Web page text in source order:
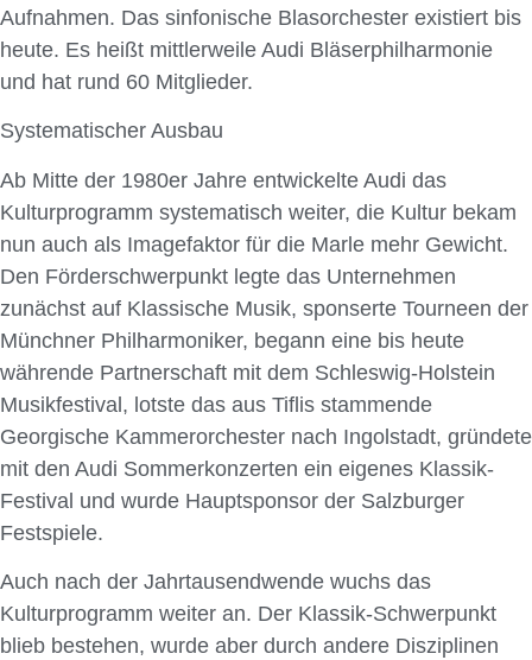
Aufnahmen. Das sinfonische Blasorchester existiert bis
heute. Es heißt mittlerweile Audi Bläserphilharmonie
und hat rund 60 Mitglieder.
Systematischer Ausbau
Ab Mitte der 1980er Jahre entwickelte Audi das
Kulturprogramm systematisch weiter, die Kultur bekam
nun auch als Imagefaktor für die Marle mehr Gewicht.
Den Förderschwerpunkt legte das Unternehmen
zunächst auf Klassische Musik, sponserte Tourneen der
Münchner Philharmoniker, begann eine bis heute
währende Partnerschaft mit dem Schleswig-Holstein
Musikfestival, lotste das aus Tiflis stammende
Georgische Kammerorchester nach Ingolstadt, gründete
mit den Audi Sommerkonzerten ein eigenes Klassik-
Festival und wurde Hauptsponsor der Salzburger
Festspiele.
Auch nach der Jahrtausendwende wuchs das
Kulturprogramm weiter an. Der Klassik-Schwerpunkt
blieb bestehen, wurde aber durch andere Disziplinen